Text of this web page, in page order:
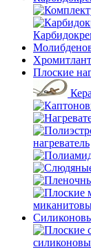
Плоские
нагреватель